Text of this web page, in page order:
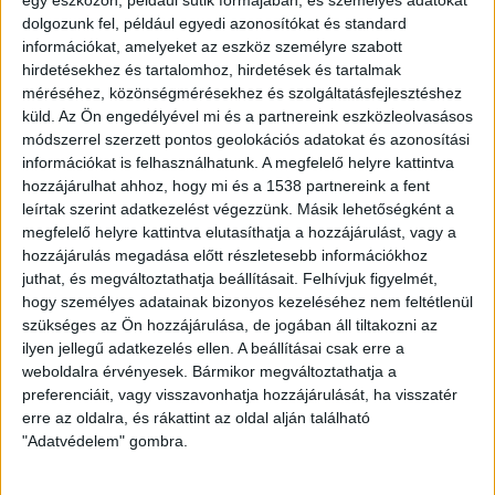
dolgozunk fel, például egyedi azonosítókat és standard
információkat, amelyeket az eszköz személyre szabott
hirdetésekhez és tartalomhoz, hirdetések és tartalmak
méréséhez, közönségmérésekhez és szolgáltatásfejlesztéshez
küld. Az Ön engedélyével mi és a partnereink eszközleolvasásos
módszerrel szerzett pontos geolokációs adatokat és azonosítási
információkat is felhasználhatunk. A megfelelő helyre kattintva
hozzájárulhat ahhoz, hogy mi és a 1538 partnereink a fent
leírtak szerint adatkezelést végezzünk. Másik lehetőségként a
megfelelő helyre kattintva elutasíthatja a hozzájárulást, vagy a
hozzájárulás megadása előtt részletesebb információkhoz
juthat, és megváltoztathatja beállításait. Felhívjuk figyelmét,
hogy személyes adatainak bizonyos kezeléséhez nem feltétlenül
szükséges az Ön hozzájárulása, de jogában áll tiltakozni az
ilyen jellegű adatkezelés ellen. A beállításai csak erre a
weboldalra érvényesek. Bármikor megváltoztathatja a
preferenciáit, vagy visszavonhatja hozzájárulását, ha visszatér
erre az oldalra, és rákattint az oldal alján található
"Adatvédelem" gombra.
jelenti, hogy a speciális bevonatú napelemes rendszer
még rossz időjárás esetén is jelentős mennyiségű áramot
tudna biztosítani.
Fontos ugyanakkor kiemelni, hogy a laboratóriumi
körülmények gyakran eltérő eredményt hoznak, mint
ami a valóságban várható. Kínai szakemberek gyakorlati
kísérleteik során arra jutottak, hogy a triboelec
nanogenerátoros napelemekkel elért villamosenergia-
nyereség sokkal gyengébb, mint amit a német
vizsgálatok mutattak. Mindez azt jelenti, hogy további
kutatások, kísérletek szükségesek ahhoz, hogy hatékony,
tömegtermelésre alkalmas eszközöket hozzanak létre.
Ennek ellenére a németországi csapat szerint a
közeljövőben megkezdődhet a TENG cellák
sorozatgyártása, igaz, azokat nem napelemekben,
hanem a textiliparban hasznosítanák. Az ötlet lényege